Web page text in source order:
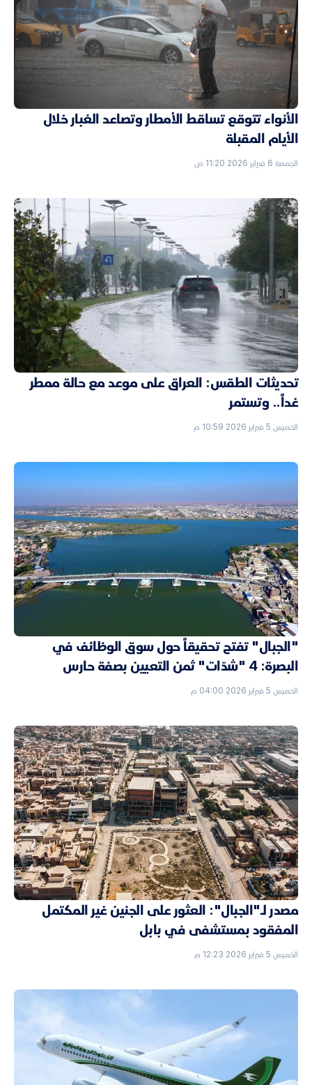
الأنواء تتوقع تساقط الأمطار وتصاعد الغبار خلال
الأيام المقبلة
الجمعة 6 فبراير 2026 11:20 ص
تحديثات الطقس: العراق على موعد مع حالة ممطر
غداً.. وتستمر
الخميس 5 فبراير 2026 10:59 م
"الجبال" تفتح تحقيقاً حول سوق الوظائف في
البصرة: 4 "شدّات" ثمن التعيين بصفة حارس
الخميس 5 فبراير 2026 04:00 م
مصدر لـ"الجبال": العثور على الجنين غير المكتمل
المفقود بمستشفى في بابل
الخميس 5 فبراير 2026 12:23 م